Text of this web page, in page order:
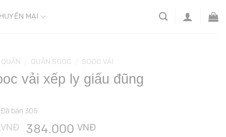
MẠI
QUẦN QUẦN SOOC SOOC VẢI
vải xếp ly giấu đũng
Đã bán 305
VNĐ
Giá
384.000 VNĐ